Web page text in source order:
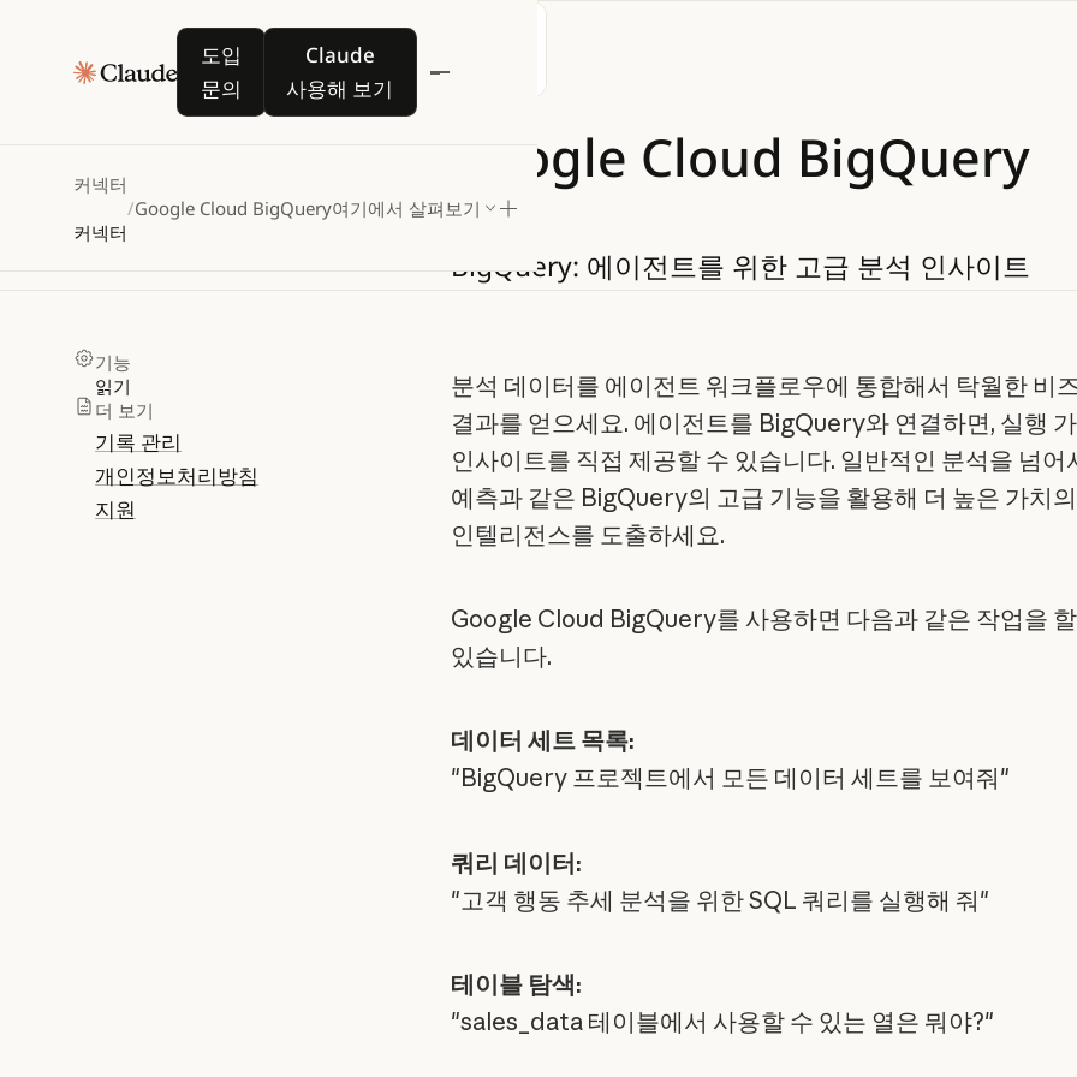
도입
문의
도입 문의
Claude
사용해 보기
Claude 사용해 보기
커넥터
커넥터
/Google Cloud BigQuery여기에서 살펴보기
Google Cloud BigQuery
BigQuery: 에이전트를 위한 고급 분석 인사이트
기능
읽기
더 보기
기록 관리
개인정보처리방침
지원
분석 데이터를 에이전트 워크플로우에 통합해서 탁월한 비
결과를 얻으세요. 에이전트를 BigQuery와 연결하면, 실행
인사이트를 직접 제공할 수 있습니다. 일반적인 분석을 넘어
예측과 같은 BigQuery의 고급 기능을 활용해 더 높은 가치의
인텔리전스를 도출하세요.
Google Cloud BigQuery를 사용하면 다음과 같은 작업을
있습니다.
데이터 세트 목록:
"BigQuery 프로젝트에서 모든 데이터 세트를 보여줘"
쿼리 데이터:
"고객 행동 추세 분석을 위한 SQL 쿼리를 실행해 줘"
테이블 탐색:
"sales_data 테이블에서 사용할 수 있는 열은 뭐야?"